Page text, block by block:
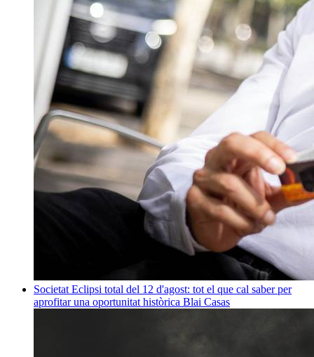
Societat Eclipsi total del 12 d'agost: tot el que cal saber per
aprofitar una oportunitat històrica Blai Casas